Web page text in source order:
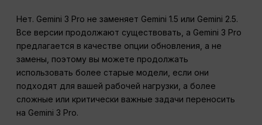
Нет. Gemini 3 Pro не заменяет Gemini 1.5 или Gemini 2.5.
Все версии продолжают существовать, а Gemini 3 Pro
предлагается в качестве опции обновления, а не
замены, поэтому вы можете продолжать
использовать более старые модели, если они
подходят для вашей рабочей нагрузки, а более
сложные или критически важные задачи переносить
на Gemini 3 Pro.